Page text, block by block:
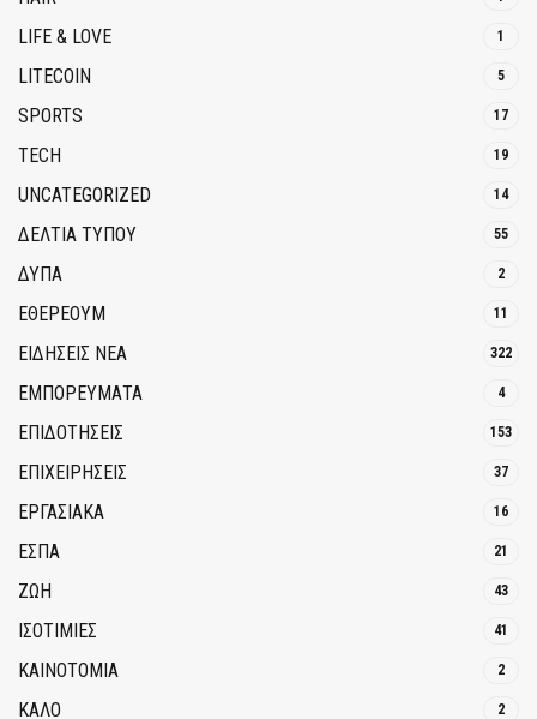
LIFE & LOVE 1
LITECOIN 5
SPORTS 17
TECH 19
UNCATEGORIZED 14
ΔΕΛΤΙΑ ΤΥΠΟΥ 55
ΔΥΠΑ 2
ΕΘΈΡΕΟΥΜ 11
ΕΙΔΗΣΕΙΣ ΝΕΑ 322
ΕΜΠΟΡΕΥΜΑΤΑ 4
ΕΠΙΔΟΤΗΣΕΙΣ 153
ΕΠΙΧΕΙΡΗΣΕΙΣ 37
ΕΡΓΑΣΙΑΚΑ 16
ΕΣΠΑ 21
ΖΩΗ 43
ΙΣΟΤΙΜΙΕΣ 41
ΚΑΙΝΟΤΟΜΊΑ 2
ΚΑΛΟ 2